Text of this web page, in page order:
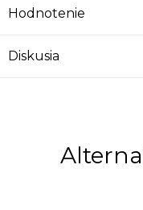
Hodnotenie
Diskusia